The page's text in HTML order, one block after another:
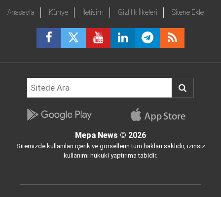
Anasayfa Künye İletişim Gizlilik İlkeleri Sitene Ekle
Mepa News © 2026
Sitemizde kullanılan içerik ve görsellerin tüm hakları saklıdır, izinsiz
kullanımı hukuki yaptırıma tabidir.